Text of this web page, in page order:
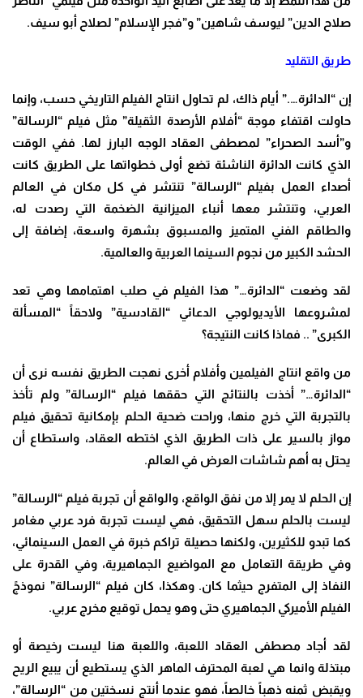
صلاح الدين” ليوسف شاهين” و”فجر الإسلام” لصلاح أبو سيف.
طريق التقليد
إن “الدائرة….” أيام ذاك، لم تحاول انتاج الفيلم التاريخي حسب، وإنما
حاولت اقتفاء موجة “أفلام الأرصدة الثقيلة” مثل فيلم “الرسالة”
و”أسد الصحراء” لمصطفى العقاد الوجه البارز لها. ففي الوقت
الذي كانت الدائرة الناشئة تضع أولى خطواتها على الطريق كانت
أصداء العمل بفيلم “الرسالة” تنتشر في كل مكان في العالم
العربي، وتنتشر معها أنباء الميزانية الضخمة التي رصدت له،
والطاقم الفني المتميز والمسبوق بشهرة واسعة، إضافة إلى
الحشد الكبير من نجوم السينما العربية والعالمية.
لقد وضعت “الدائرة…” هذا الفيلم في صلب اهتمامها وهي تعد
لمشروعها الأيديولوجي الدعائي “القادسية” ولاحقاً “المسألة
الكبرى” .. فماذا كانت النتيجة؟
من واقع انتاج الفيلمين وأفلام أخرى نهجت الطريق نفسه نرى أن
“الدائرة…” أخذت بالنتائج التي حققها فيلم “الرسالة” ولم تأخذ
بالتجربة التي خرج منها، وراحت ضحية الحلم بإمكانية تحقيق فيلم
مواز بالسير على ذات الطريق الذي اختطه العقاد، واستطاع أن
يحتل به أهم شاشات العرض في العالم.
إن الحلم لا يمر إلا من نفق الواقع، والواقع أن تجربة فيلم “الرسالة”
ليست بالحلم سهل التحقيق، فهي ليست تجربة فرد عربي مغامر
كما تبدو للكثيرين، ولكنها حصيلة تراكم خبرة في العمل السينمائي،
وفي طريقة التعامل مع المواضيع الجماهيرية، وفي القدرة على
النفاذ إلى المتفرج حيثما كان. وهكذا، كان فيلم “الرسالة” نموذجً
الفيلم الأميركي الجماهيري حتى وهو يحمل توقيع مخرج عربي.
لقد أجاد مصطفى العقاد اللعبة، واللعبة هنا ليست رخيصة أو
مبتذلة وانما هي لعبة المحترف الماهر الذي يستطيع أن يبيع الريح
ويقبض ثمنه ذهباً خالصاً، فهو عندما أنتج نسختين من “الرسالة”،